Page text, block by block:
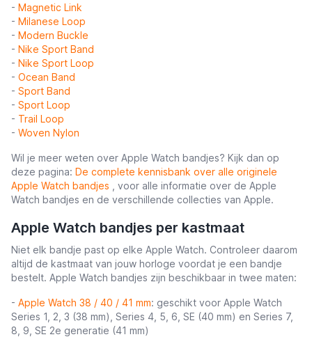
- Magnetic Link
- Milanese Loop
- Modern Buckle
- Nike Sport Band
- Nike Sport Loop
- Ocean Band
- Sport Band
- Sport Loop
- Trail Loop
- Woven Nylon
Wil je meer weten over Apple Watch bandjes? Kijk dan op
deze pagina: De complete kennisbank over alle originele
Apple Watch bandjes
, voor alle informatie over de Apple
Watch bandjes en de verschillende collecties van Apple.
Apple Watch bandjes per kastmaat
Niet elk bandje past op elke Apple Watch. Controleer daarom
altijd de kastmaat van jouw horloge voordat je een bandje
bestelt. Apple Watch bandjes zijn beschikbaar in twee maten:
- Apple Watch 38 / 40 / 41 mm: geschikt voor Apple Watch
Series 1, 2, 3 (38 mm), Series 4, 5, 6, SE (40 mm) en Series 7,
8, 9, SE 2e generatie (41 mm)